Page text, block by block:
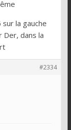
sur la gauche
dans la
#2334